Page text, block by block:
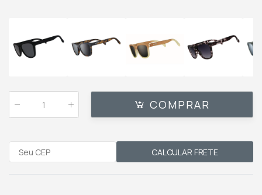
COMPRAR
CALCULAR FRETE